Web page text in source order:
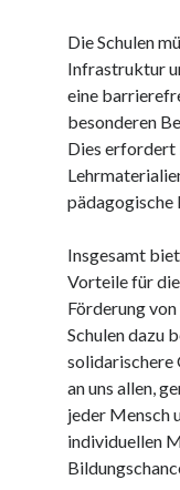
fachkraft
ferienhaus
ferienwohnung
ferienwohnung mit
ferienwohnungen
firmenumzug
gymnasium
hause
kultur
kunst und handwerk
nordsee
nordsee urlaub
Die Schulen
Infrastruktur
eine
besonderen
Dies erfordert
pädagogische
Insgesamt
Vorteile für
Förderung
Schulen dazu
solidarischere
an uns allen,
jeder Mensch
individuellen